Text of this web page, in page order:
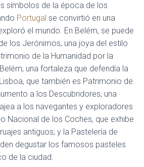
símbolos de la época de los
Portugal se convirtió en una
el mundo. En Belém, se puede
los Jerónimos, una joya del estilo
de la Humanidad por la
una fortaleza que defendía la
que también es Patrimonio de
a los Descubridores, una
a los navegantes y exploradores
Nacional de los Coches, que exhibe
antiguos; y la Pastelería de
degustar los famosos pasteles
de la ciudad.